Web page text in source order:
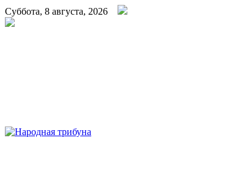
Суббота, 8 августа, 2026